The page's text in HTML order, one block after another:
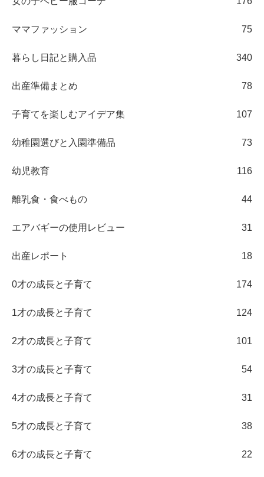
ママファッション 75
暮らし日記と購入品 340
出産準備まとめ 78
子育てを楽しむアイデア集 107
幼稚園選びと入園準備品 73
幼児教育 116
離乳食・食べもの 44
エアバギーの使用レビュー 31
出産レポート 18
0才の成長と子育て 174
1才の成長と子育て 124
2才の成長と子育て 101
3才の成長と子育て 54
4才の成長と子育て 31
5才の成長と子育て 38
6才の成長と子育て 22